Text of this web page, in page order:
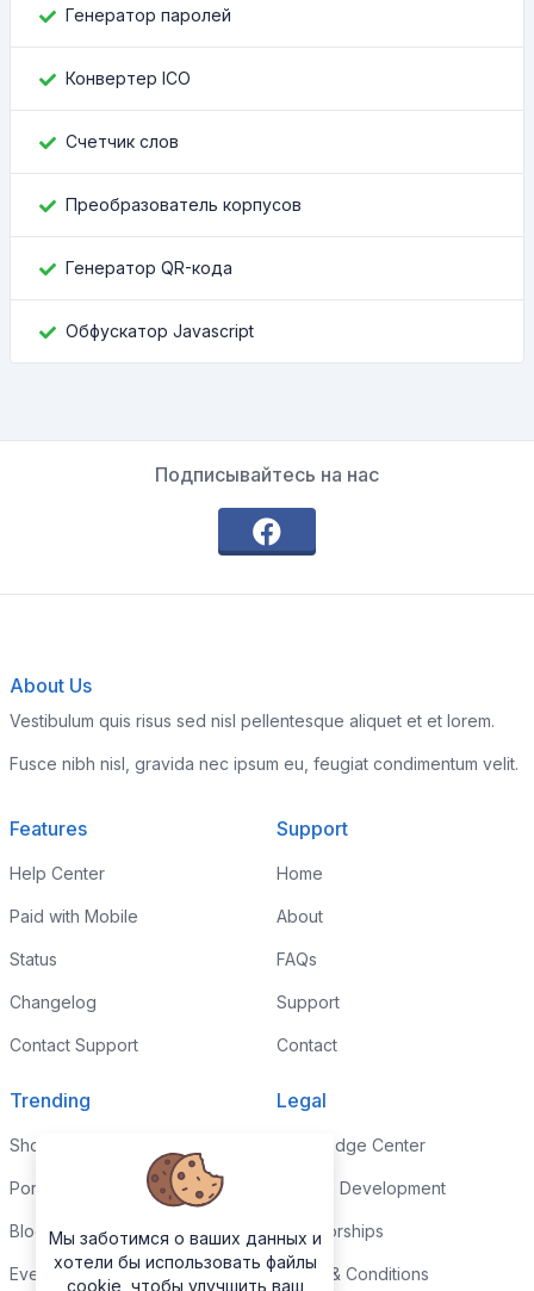
Генератор паролей
Конвертер ICO
Счетчик слов
Преобразователь корпусов
Генератор QR-кода
Обфускатор Javascript
Подписывайтесь на нас
About Us
Vestibulum quis risus sed nisl pellentesque aliquet et et lorem.
Fusce nibh nisl, gravida nec ipsum eu, feugiat condimentum velit.
Features
Help Center
Paid with Mobile
Status
Changelog
Contact Support
Support
Home
About
FAQs
Support
Contact
Trending
Shop
Portfolio
Blog
Events
Legal
Knowledge Center
Custom Development
Sponsorships
Terms & Conditions
Мы заботимся о ваших данных и
хотели бы использовать файлы
cookie, чтобы улучшить ваш